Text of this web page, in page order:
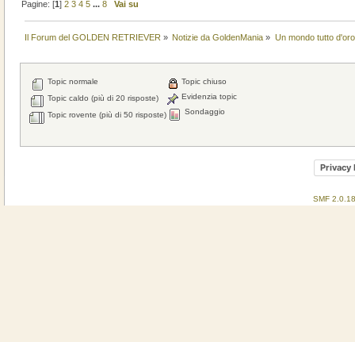
Pagine: [1]2 3 4 5 ...8 Vai su
Il Forum del GOLDEN RETRIEVER » Notizie da GoldenMania » Un mondo tutto
Topic normale
Topic caldo (più di 20 risposte)
Topic rovente (più di 50 risposte)
Topic chiuso
Evidenzia topic
Sondaggio
Privacy
SMF 2.0.18